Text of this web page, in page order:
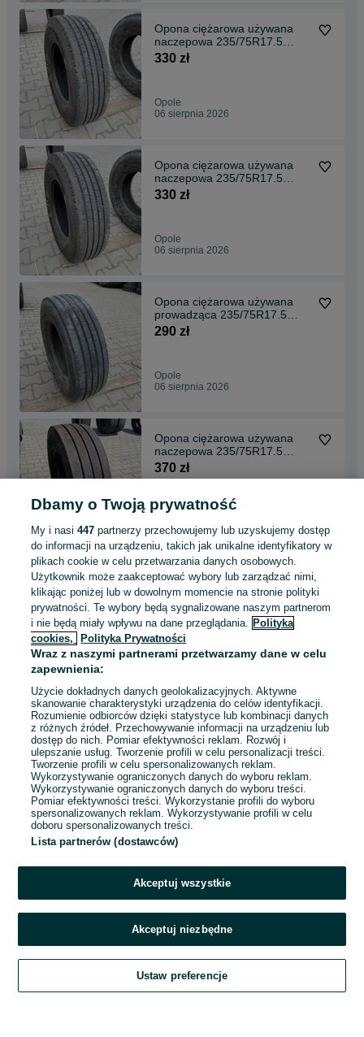
Opona ciężarowa używana
naczepowa 235/75R17.5
TOYO M1430 / 100% Bieżnika
330 zł
Opole
06 sierpnia 2026
Opona ciężarowa używana
naczepowa 235/75R17.5
NORDEX TRAILER 10 / 11mm
330 zł
Opole
06 sierpnia 2026
Opona ciężarowa używana
prowadząca 235/75R17.5
DUNLOP SP344 / 12-13mm
290 zł
Opole
06 sierpnia 2026
Opona ciężarowa używana
naczepowa 235/75R17.5
PIRELLI R02 PRO TRAILER /
9-10mm
370 zł
Opole
06 sierpnia 2026
Opona ciężarowa używana
naczepowa 235/75R17.5
AEOLUS AGC28 / 12-13mm
330 zł
Opole
06 sierpnia 2026
1 2 3 ... 1215
Zadzwoń / SMS
Szukaj Obserwujesz Dodaj Czat Konto
Dbamy o Twoją prywatność
My i nasi447 partnerzy przechowujemy lub uzyskujemy dostęp
do informacji na urządzeniu, takich jak unikalne identyfikatory w
plikach cookie w celu przetwarzania danych osobowych.
Użytkownik może zaakceptować wybory lub zarządzać nimi,
klikając poniżej lub w dowolnym momencie na stronie polityki
prywatności. Te wybory będą sygnalizowane naszym partnerom
i nie będą miały wpływu na dane przeglądania. Polityka
cookies,
Polityka Prywatności
Wraz z naszymi partnerami przetwarzamy dane w celu
zapewnienia:
Użycie dokładnych danych geolokalizacyjnych. Aktywne
skanowanie charakterystyki urządzenia do celów identyfikacji.
Rozumienie odbiorców dzięki statystyce lub kombinacji danych
z różnych źródeł. Przechowywanie informacji na urządzeniu lub
dostęp do nich. Pomiar efektywności reklam. Rozwój i
ulepszanie usług. Tworzenie profili w celu personalizacji treści.
Tworzenie profili w celu spersonalizowanych reklam.
Wykorzystywanie ograniczonych danych do wyboru reklam.
Wykorzystywanie ograniczonych danych do wyboru treści.
Pomiar efektywności treści. Wykorzystanie profili do wyboru
spersonalizowanych reklam. Wykorzystywanie profili w celu
doboru spersonalizowanych treści.
Lista partnerów (dostawców)
Akceptuj wszystkie
Akceptuj niezbędne
Ustaw preferencje